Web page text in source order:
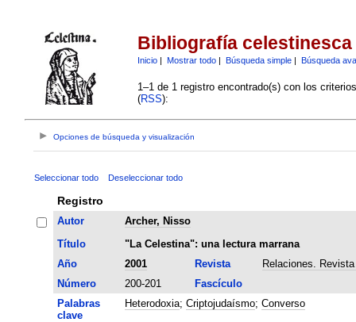
Bibliografía celestinesca
Inicio| Mostrar todo| Búsqueda simple| Búsqueda
1–1 de 1 registro encontrado(s) con los
(RSS):
Opciones de búsqueda y visualización
Seleccionar todo Deseleccionar todo
Registro
Autor
Archer, Nisso
Título
"La Celestina": una lectura marrana
Año
2001 Revista
Relaciones.
Número
200-201
Fascículo
Palabras
clave
Heterodoxia; Criptojudaísmo; Converso